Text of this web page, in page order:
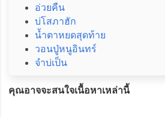
อ่วยคืน
บ่โสภาฮัก
น้ำตาหยดสุดท้าย
วอนปู่หนูอินทร์
จำบ่เป็น
คุณอาจจะสนใจเนื้อหาเหล่านี้